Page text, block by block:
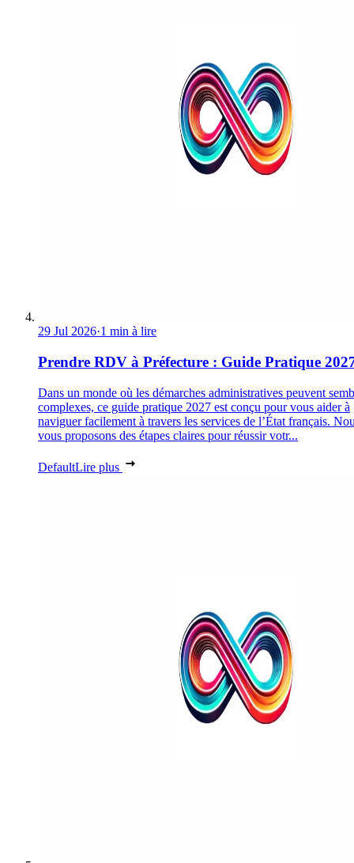
29 Jul 2026·1 min à lire
Prendre RDV à Préfecture : Guide Pratique
Dans un monde où les démarches administratives peuvent
complexes, ce guide pratique 2027 est conçu pour vous aider à
naviguer facilement à travers les services de l’État français.
vous proposons des étapes claires pour réussir votr...
DefaultLire plus